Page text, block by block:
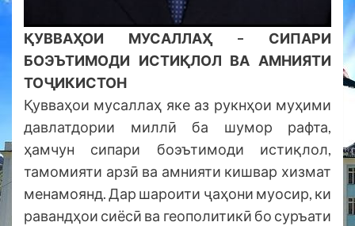
ҚУВВАҲОИ МУСАЛЛАҲ – СИПАРИ
БОЭЪТИМОДИ ИСТИҚЛОЛ ВА АМНИЯТИ
ТОҶИКИСТОН
Қувваҳои мусаллаҳ яке аз рукнҳои муҳими
давлатдории миллӣ ба шумор рафта,
ҳамчун сипари боэътимоди истиқлол,
тамомияти арзӣ ва амнияти кишвар хизмат
менамоянд. Дар шароити ҷаҳони муосир, ки
равандҳои сиёсӣ ва геополитикӣ бо суръати